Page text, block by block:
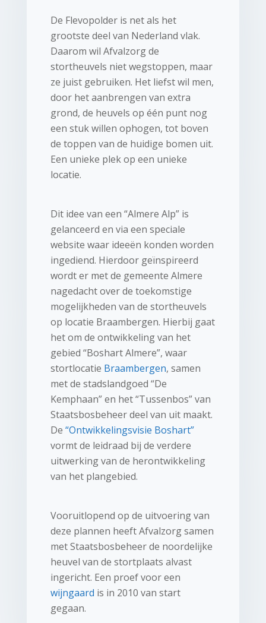
De Flevopolder is net als het
grootste deel van Nederland vlak.
Daarom wil Afvalzorg de
stortheuvels niet wegstoppen, maar
ze juist gebruiken. Het liefst wil men,
door het aanbrengen van extra
grond, de heuvels op één punt nog
een stuk willen ophogen, tot boven
de toppen van de huidige bomen uit.
Een unieke plek op een unieke
locatie.
Dit idee van een “Almere Alp” is
gelanceerd en via een speciale
website waar ideeën konden worden
ingediend. Hierdoor geïnspireerd
wordt er met de gemeente Almere
nagedacht over de toekomstige
mogelijkheden van de stortheuvels
op locatie Braambergen. Hierbij gaat
het om de ontwikkeling van het
gebied “Boshart Almere”, waar
stortlocatie Braambergen, samen
met de stadslandgoed “De
Kemphaan” en het “Tussenbos” van
Staatsbosbeheer deel van uit maakt.
De “Ontwikkelingsvisie Boshart”
vormt de leidraad bij de verdere
uitwerking van de herontwikkeling
van het plangebied.
Vooruitlopend op de uitvoering van
deze plannen heeft Afvalzorg samen
met Staatsbosbeheer de noordelijke
heuvel van de stortplaats alvast
ingericht. Een proef voor een
wijngaard is in 2010 van start
gegaan.